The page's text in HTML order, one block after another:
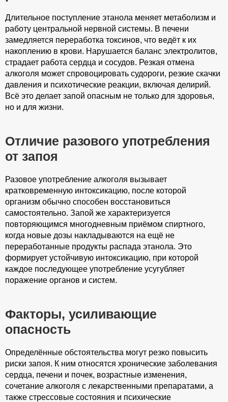
Длительное поступление этанола меняет метаболизм и
работу центральной нервной системы. В печени
замедляется переработка токсинов, что ведёт к их
накоплению в крови. Нарушается баланс электролитов,
страдает работа сердца и сосудов. Резкая отмена
алкоголя может спровоцировать судороги, резкие скачки
давления и психотические реакции, включая делирий.
Всё это делает запой опасным не только для здоровья,
но и для жизни.
Отличие разового употребления
от запоя
Разовое употребление алкоголя вызывает
кратковременную интоксикацию, после которой
организм обычно способен восстановиться
самостоятельно. Запой же характеризуется
повторяющимся многодневным приёмом спиртного,
когда новые дозы накладываются на ещё не
переработанные продукты распада этанола. Это
формирует устойчивую интоксикацию, при которой
каждое последующее употребление усугубляет
поражение органов и систем.
Факторы, усиливающие
опасность
Определённые обстоятельства могут резко повысить
риски запоя. К ним относятся хронические заболевания
сердца, печени и почек, возрастные изменения,
сочетание алкоголя с лекарственными препаратами, а
также стрессовые состояния и психические